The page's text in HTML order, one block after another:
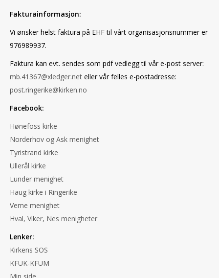
Fakturainformasjon:
Vi ønsker helst faktura på EHF til vårt organisasjonsnummer er
976989937.
Faktura kan evt. sendes som pdf vedlegg til vår e-post server:
mb.41367@xledger.net eller vår felles e-postadresse:
post.ringerike@kirken.no
Facebook:
Hønefoss kirke
Norderhov og Ask menighet
Tyristrand kirke
Ullerål kirke
Lunder menighet
Haug kirke i Ringerike
Veme menighet
Hval, Viker, Nes menigheter
Lenker:
Kirkens SOS
KFUK-KFUM